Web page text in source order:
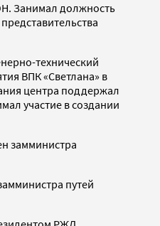
Занимал должность
технический
ВПК «Светлана» в
центра поддержал
участие в создании
замминистра
путей